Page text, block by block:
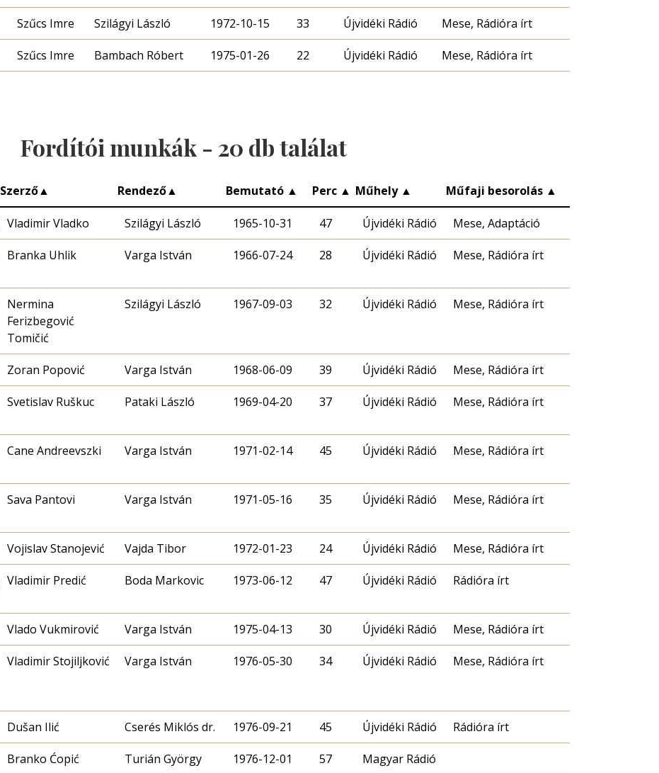
Szűcs Imre Szilágyi László 1972-10-15 33 Újvidéki Rádió Mese, Rádióra írt
Szűcs Imre Bambach Róbert 1975-01-26 22 Újvidéki Rádió Mese, Rádióra írt
Fordítói munkák - 20 db találat
Szerző▲ Rendező▲ Bemutató ▲ Perc ▲ Műhely ▲ Műfaji besorolás ▲
Vladimir Vladko Szilágyi László 1965-10-31 47 Újvidéki Rádió Mese, Adaptáció
Branka Uhlik Varga István 1966-07-24 28 Újvidéki Rádió Mese, Rádióra írt
Nermina
Ferizbegović
Tomičić
Szilágyi László 1967-09-03 32 Újvidéki Rádió Mese, Rádióra írt
Zoran Popović Varga István 1968-06-09 39 Újvidéki Rádió Mese, Rádióra írt
Svetislav Ruškuc Pataki László 1969-04-20 37 Újvidéki Rádió Mese, Rádióra írt
Cane Andreevszki Varga István 1971-02-14 45 Újvidéki Rádió Mese, Rádióra írt
Sava Pantovi Varga István 1971-05-16 35 Újvidéki Rádió Mese, Rádióra írt
Vojislav Stanojević Vajda Tibor 1972-01-23 24 Újvidéki Rádió Mese, Rádióra írt
Vladimir Predić Boda Markovic 1973-06-12 47 Újvidéki Rádió Rádióra írt
Vlado Vukmirović Varga István 1975-04-13 30 Újvidéki Rádió Mese, Rádióra írt
Vladimir Stojiljković Varga István 1976-05-30 34 Újvidéki Rádió Mese, Rádióra írt
Dušan Ilić Cserés Miklós dr. 1976-09-21 45 Újvidéki Rádió Rádióra írt
Branko Ćopić Turián György 1976-12-01 57 Magyar Rádió